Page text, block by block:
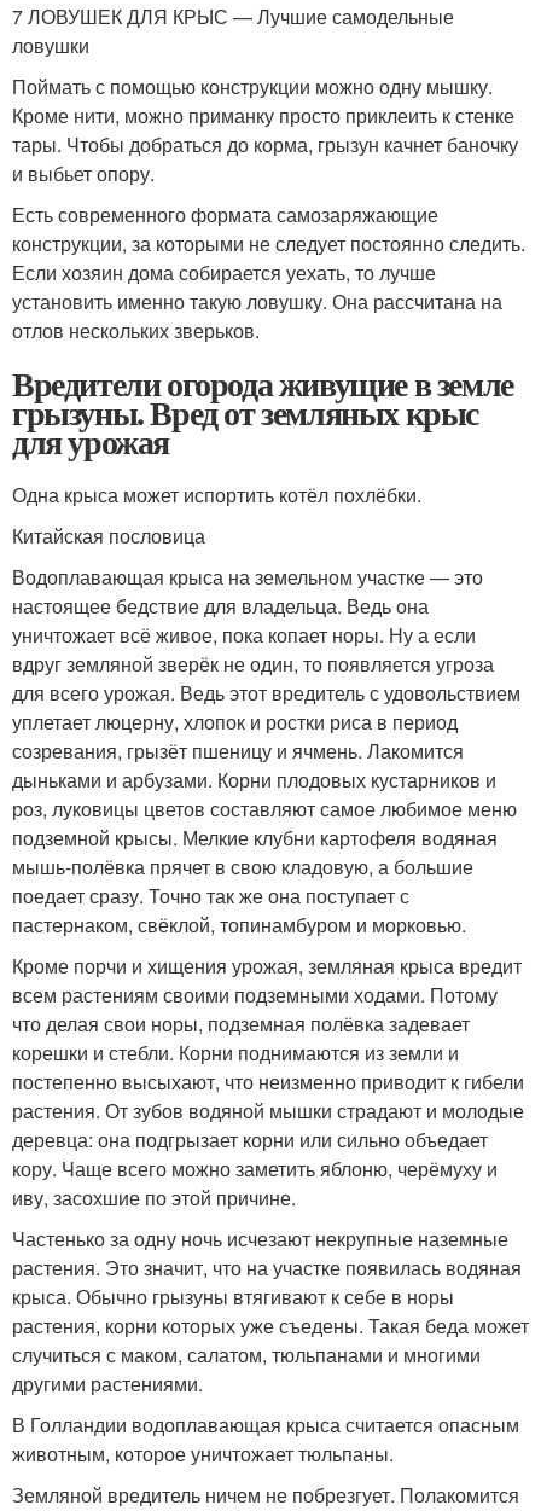
7 ЛОВУШЕК ДЛЯ КРЫС — Лучшие самодельные
ловушки
Поймать с помощью конструкции можно одну мышку.
Кроме нити, можно приманку просто приклеить к стенке
тары. Чтобы добраться до корма, грызун качнет баночку
и выбьет опору.
Есть современного формата самозаряжающие
конструкции, за которыми не следует постоянно следить.
Если хозяин дома собирается уехать, то лучше
установить именно такую ловушку. Она рассчитана на
отлов нескольких зверьков.
Вредители огорода живущие в земле
грызуны. Вред от земляных крыс
для урожая
Одна крыса может испортить котёл похлёбки.
Китайская пословица
Водоплавающая крыса на земельном участке — это
настоящее бедствие для владельца. Ведь она
уничтожает всё живое, пока копает норы. Ну а если
вдруг земляной зверёк не один, то появляется угроза
для всего урожая. Ведь этот вредитель с удовольствием
уплетает люцерну, хлопок и ростки риса в период
созревания, грызёт пшеницу и ячмень. Лакомится
дыньками и арбузами. Корни плодовых кустарников и
роз, луковицы цветов составляют самое любимое меню
подземной крысы. Мелкие клубни картофеля водяная
мышь-полёвка прячет в свою кладовую, а большие
поедает сразу. Точно так же она поступает с
пастернаком, свёклой, топинамбуром и морковью.
Кроме порчи и хищения урожая, земляная крыса вредит
всем растениям своими подземными ходами. Потому
что делая свои норы, подземная полёвка задевает
корешки и стебли. Корни поднимаются из земли и
постепенно высыхают, что неизменно приводит к гибели
растения. От зубов водяной мышки страдают и молодые
деревца: она подгрызает корни или сильно объедает
кору. Чаще всего можно заметить яблоню, черёмуху и
иву, засохшие по этой причине.
Частенько за одну ночь исчезают некрупные наземные
растения. Это значит, что на участке появилась водяная
крыса. Обычно грызуны втягивают к себе в норы
растения, корни которых уже съедены. Такая беда может
случиться с маком, салатом, тюльпанами и многими
другими растениями.
В Голландии водоплавающая крыса считается опасным
животным, которое уничтожает тюльпаны.
Земляной вредитель ничем не побрезгует. Полакомится